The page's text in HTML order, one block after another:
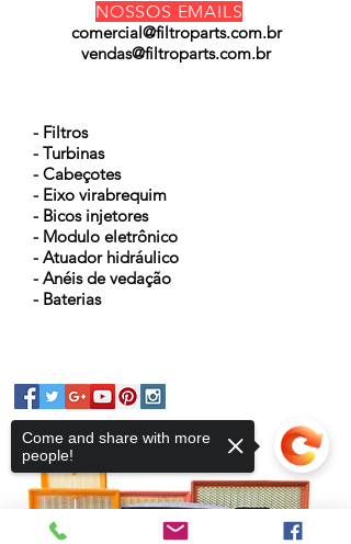
NOSSOS EMAILS
comercial@filtroparts.com.br
vendas@filtroparts.com.br
- Filtros
- Turbinas
- Cabeçotes
- Eixo virabrequim
- Bicos injetores
- Modulo eletrônico
- Atuador hidráulico
- Anéis de vedação
- Baterias
Come and share with more
people!